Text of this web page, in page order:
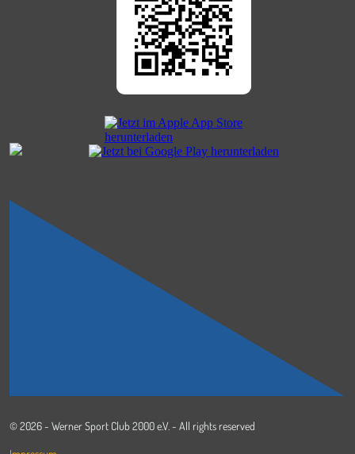
© 2026 - Werner Sport Club 2000 e.V. - All rights reserved